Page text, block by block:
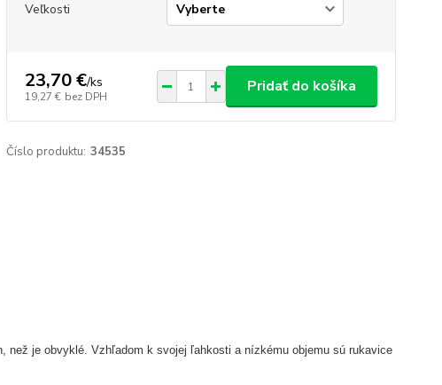
Veľkosti
23,70 €/ks
19,27 € bez DPH
Pridať do košíka
Číslo produktu: 34535
než je obvyklé. Vzhľadom k svojej ľahkosti a nízkému objemu sú rukavice